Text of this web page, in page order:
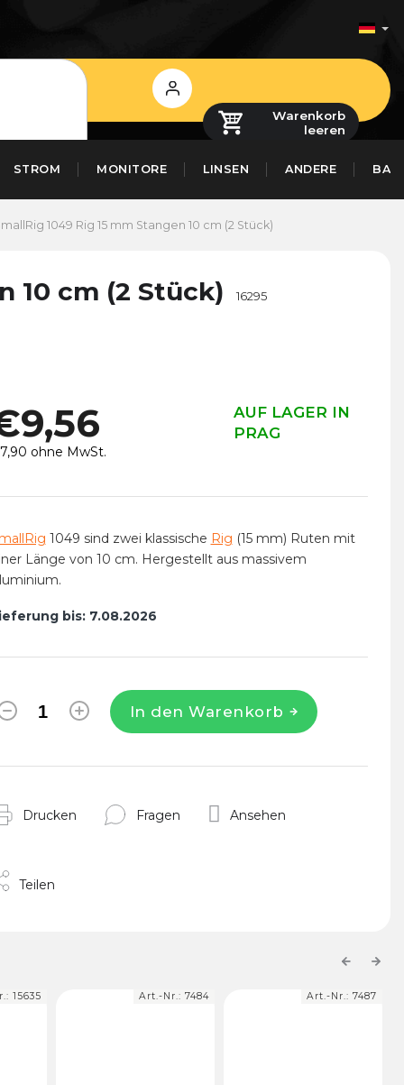
Login
Warenkorb
leeren
STROM MONITORE LINSEN ANDERE
1049 Rig 15 mm Stangen 10 cm (2 Stück)
10 cm (2 Stück) 16295
AUF LAGER IN
PRAG
ohne MwSt.
bis: 7.08.2026
In den Warenkorb
1049 sind zwei klassische Rig (15 mm) Ruten mit
Länge von 10 cm. Hergestellt aus massivem
Drucken Fragen Ansehen
Teilen
Previous
Art.-Nr.: Art.-Nr.: Art.-Nr.:
Next